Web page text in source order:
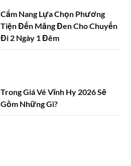
Cẩm Nang Lựa Chọn Phương
Tiện Đến Măng Đen Cho Chuyến
Đi 2 Ngày 1 Đêm
Trong Giá Vé Vĩnh Hy 2026 Sẽ
Gồm Những Gì?